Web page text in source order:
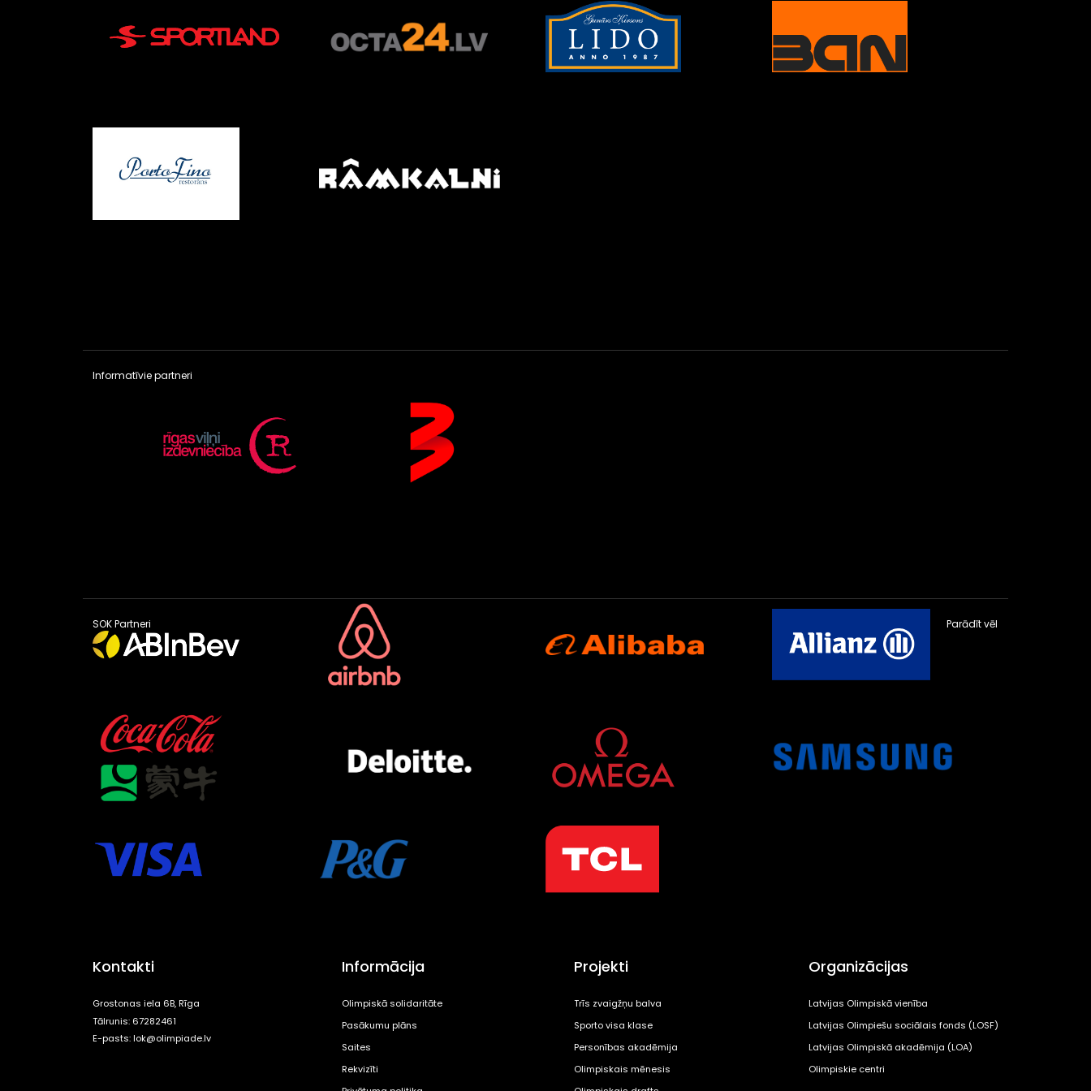
Informatīvie partneri
SOK Partneri Parādīt vēl
Kontakti
Grostonas iela 6B, Rīga
Tālrunis: 67282461
E-pasts:lok@olimpiade.lv
Informācija
Olimpiskā solidaritāte
Pasākumu plāns
Saites
Rekvizīti
Projekti
Trīs zvaigžņu balva
Sporto visa klase
Personības akadēmija
Olimpiskais mēnesis
Organizācijas
Latvijas Olimpiskā vienība
Latvijas Olimpiešu sociālais fonds (LOSF)
Latvijas Olimpiskā akadēmija (LOA)
Olimpiskie centri